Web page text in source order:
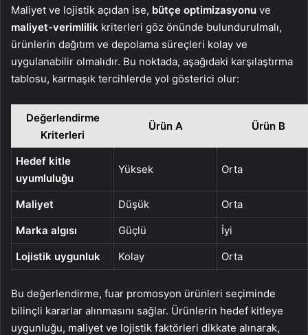
Maliyet ve lojistik açıdan ise, bütçe optimizasyonu ve
maliyet-verimlilik kriterleri göz önünde bulundurulmalı,
ürünlerin dağıtım ve depolama süreçleri kolay ve
uygulanabilir olmalıdır. Bu noktada, aşağıdaki karşılaştırma
tablosu, karmaşık tercihlerde yol gösterici olur:
Değerlendirme
Kriterleri
Ürün A Ürün B
Hedef kitle
uyumluluğu
Yüksek Orta
Maliyet Düşük
Orta
Marka algısı
Güçlü
İyi
Lojistik uygunluk
Kolay Orta
Bu değerlendirme, fuar promosyon ürünleri seçiminde
bilinçli kararlar alınmasını sağlar. Ürünlerin hedef kitleye
uygunluğu, maliyet ve lojistik faktörleri dikkate alınarak,